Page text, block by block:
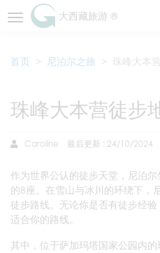
大西藏旅游 ®
首页 尼泊尔之旅 珠峰大本
珠峰大本营徒步
Caroline 最后更新 : 24/10/2024
作为世界公认的徒步天堂，尼泊
的8座。在雪山与冰川的环绕下，
徒步路线。无论你是否有徒步经
适合你的路线。
其中，位于萨加玛塔国家公园内